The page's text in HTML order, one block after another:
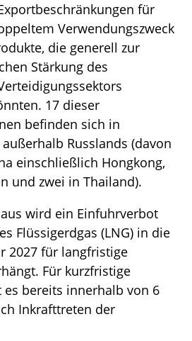
für
Verwendungszweck
die generell zur
Stärkung des
17 dieser
befinden sich in
Russlands (davon
einschließlich Hongkong,
und zwei in Thailand).
wird ein Einfuhrverbot
Flüssigerdgas (LNG) in die
2027 für langfristige
Für kurzfristige
es bereits innerhalb von 6
Inkrafttreten der